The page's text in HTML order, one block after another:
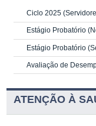
Ciclo 2025
Estágio Probatório
Estágio Probatório
Avaliação de
ATENÇÃO À